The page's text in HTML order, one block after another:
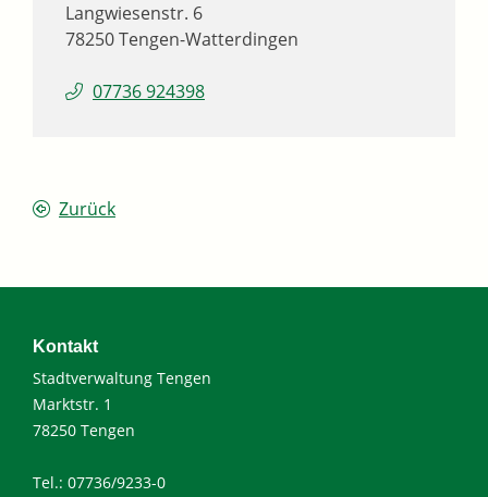
Langwiesenstr. 6
78250Tengen-Watterdingen
07736 924398
Zurück
Kontakt
Stadtverwaltung Tengen
Marktstr. 1
78250 Tengen
Tel.: 07736/9233-0